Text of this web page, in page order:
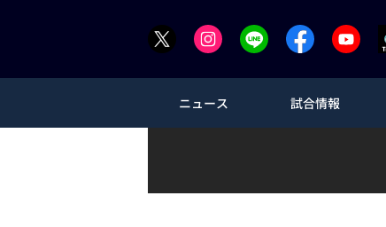
ニュース 試合情報